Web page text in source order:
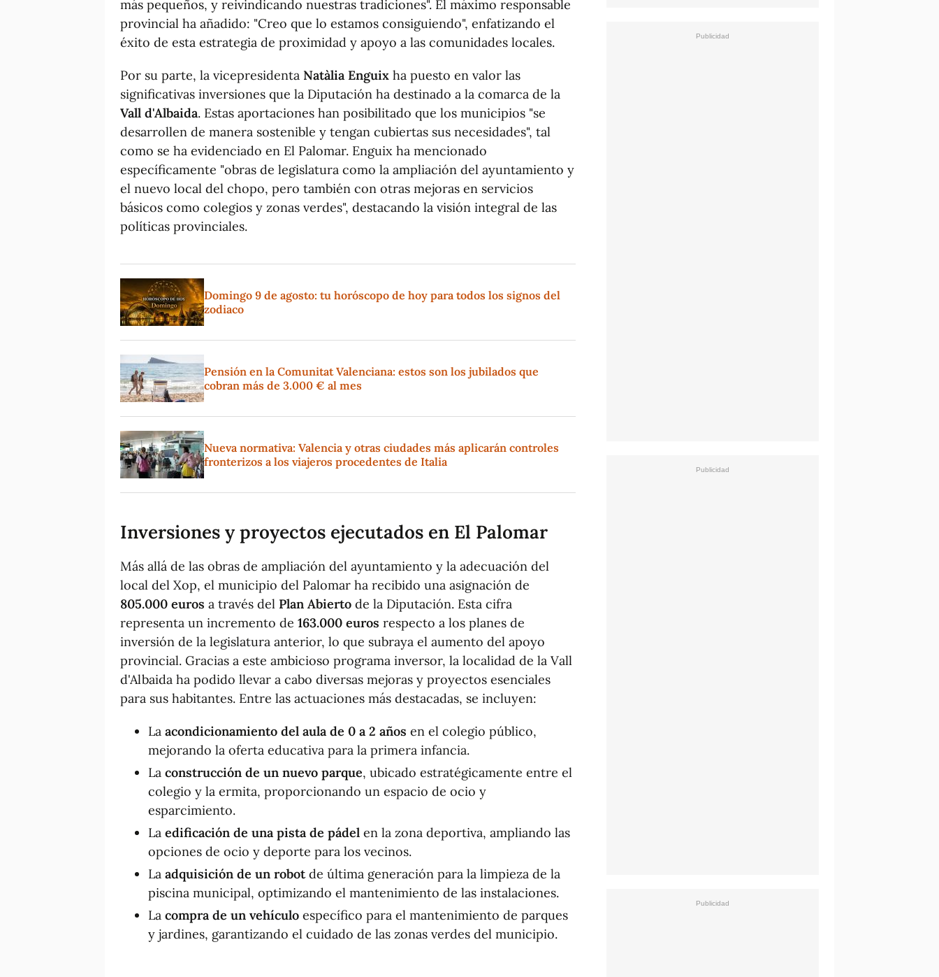
más pequeños, y reivindicando nuestras tradiciones". El máximo responsable
provincial ha añadido: "Creo que lo estamos consiguiendo", enfatizando el
éxito de esta estrategia de proximidad y apoyo a las comunidades locales.
Por su parte, la vicepresidenta Natàlia Enguix ha puesto en valor las
significativas inversiones que la Diputación ha destinado a la comarca de la
Vall d'Albaida. Estas aportaciones han posibilitado que los municipios "se
desarrollen de manera sostenible y tengan cubiertas sus necesidades", tal
como se ha evidenciado en El Palomar. Enguix ha mencionado
específicamente "obras de legislatura como la ampliación del ayuntamiento y
el nuevo local del chopo, pero también con otras mejoras en servicios
básicos como colegios y zonas verdes", destacando la visión integral de las
políticas provinciales.
Domingo 9 de agosto: tu horóscopo de hoy para todos los signos del
zodiaco
Pensión en la Comunitat Valenciana: estos son los jubilados que
cobran más de 3.000 € al mes
Nueva normativa: Valencia y otras ciudades más aplicarán controles
fronterizos a los viajeros procedentes de Italia
Inversiones y proyectos ejecutados en El Palomar
Más allá de las obras de ampliación del ayuntamiento y la adecuación del
local del Xop, el municipio del Palomar ha recibido una asignación de
805.000 euros a través del Plan Abierto de la Diputación. Esta cifra
representa un incremento de 163.000 euros respecto a los planes de
inversión de la legislatura anterior, lo que subraya el aumento del apoyo
provincial. Gracias a este ambicioso programa inversor, la localidad de la Vall
d'Albaida ha podido llevar a cabo diversas mejoras y proyectos esenciales
para sus habitantes. Entre las actuaciones más destacadas, se incluyen:
La acondicionamiento del aula de 0 a 2 años en el colegio público,
mejorando la oferta educativa para la primera infancia.
La construcción de un nuevo parque, ubicado estratégicamente entre el
colegio y la ermita, proporcionando un espacio de ocio y
esparcimiento.
La edificación de una pista de pádel en la zona deportiva, ampliando las
opciones de ocio y deporte para los vecinos.
La adquisición de un robotde última generación para la limpieza de la
piscina municipal, optimizando el mantenimiento de las instalaciones.
La compra de un vehículo específico para el mantenimiento de parques
y jardines, garantizando el cuidado de las zonas verdes del municipio.